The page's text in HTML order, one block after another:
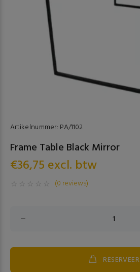
Artikelnummer: PA/1102
Frame Table Black Mirror
€36,75 excl. btw
(0 reviews)
RESERVEER